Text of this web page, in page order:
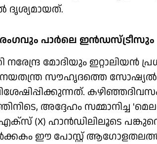
ദൃശ്യമായത്.
പാര്‍ലെ ഇന്‍ഡസ്ട്രീസും
നരേന്ദ്ര മോദിയും
സൗഹൃദത്തെ സോഷ്യല്‍
അദ്ദേഹം സമ്മാനിച്ച
(X) ഹാന്‍ഡിലിലൂടെ
ഈ പോസ്റ്റ്